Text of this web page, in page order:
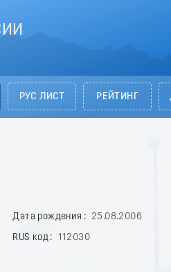
РУС ЛИСТ РЕЙТИНГ
Дата рождения 25.08.2006
RUS код 112030